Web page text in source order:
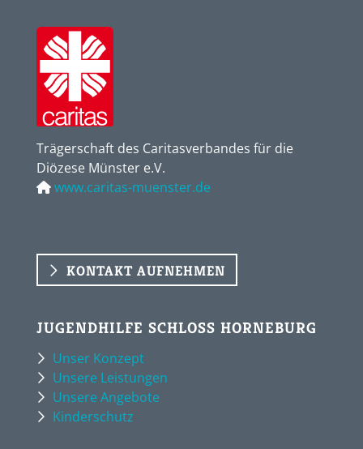
Trägerschaft des Caritasverbandes für die
Diözese Münster e.V.
www.caritas-muenster.de
KONTAKT AUFNEHMEN
JUGENDHILFE SCHLOSS HORNEBURG
Unser Konzept
Unsere Leistungen
Unsere Angebote
Kinderschutz